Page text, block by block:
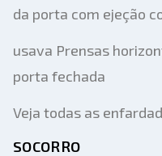
da porta com ejeção
usava Prensas
porta fechada
Veja todas as
SOCORRO